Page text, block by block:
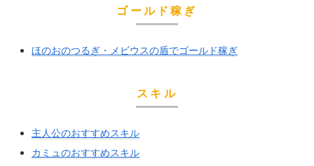
ゴールド稼ぎ
ほのおのつるぎ・メビウスの盾でゴールド稼ぎ
スキル
主人公のおすすめスキル
カミュのおすすめスキル